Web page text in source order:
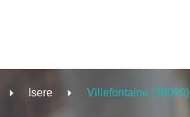
Isere Villefontaine (38090)